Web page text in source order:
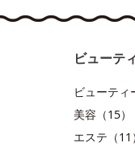
ビューテ
ビューティ
美容（15）
エステ（11）